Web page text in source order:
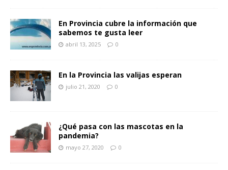
En Provincia cubre la información que
sabemos te gusta leer
abril 13, 2025 0
En la Provincia las valijas esperan
julio 21, 2020 0
¿Qué pasa con las mascotas en la
pandemia?
mayo 27, 2020 0